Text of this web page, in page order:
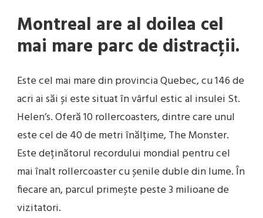
Montreal are al doilea cel
mai mare parc de distracții.
Este cel mai mare din provincia Quebec, cu 146 de
acri ai săi și este situat în vârful estic al insulei St.
Helen’s. Oferă 10 rollercoasters, dintre care unul
este cel de 40 de metri înălțime, The Monster.
Este deținătorul recordului mondial pentru cel
mai înalt rollercoaster cu șenile duble din lume. În
fiecare an, parcul primește peste 3 milioane de
vizitatori.